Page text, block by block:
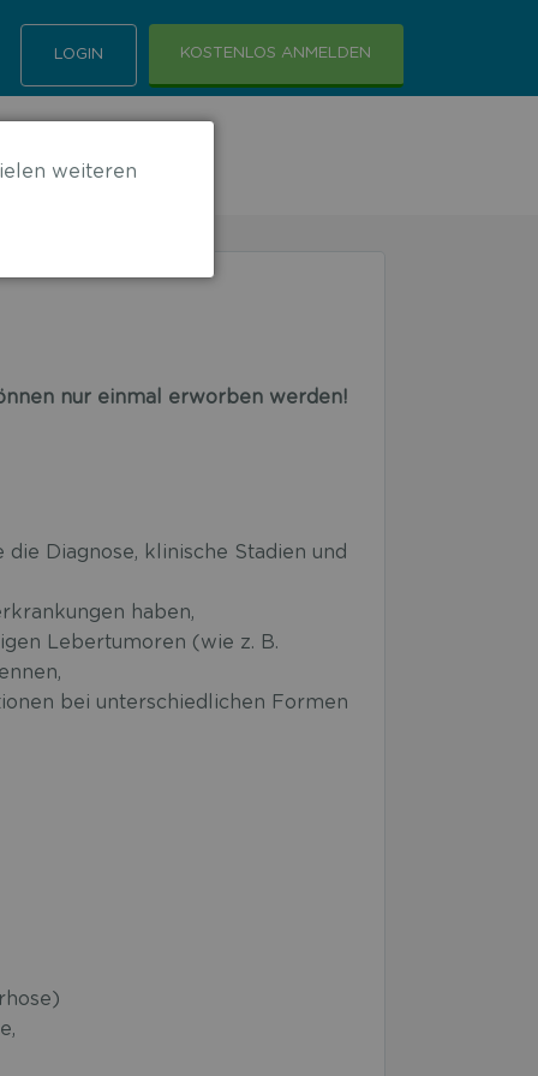
LOGIN KOSTENLOS ANMELDEN
nur einmal erworben werden!
Diagnose, klinische Stadien und
haben,
Lebertumoren (wie z. B.
bei unterschiedlichen Formen
weiteren